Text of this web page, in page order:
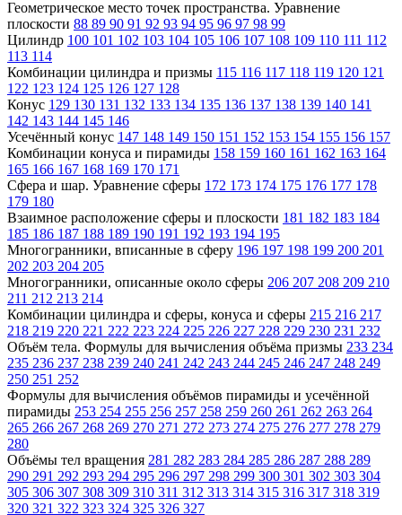
Геометрическое место точек пространства. Уравнение
плоскости 88 89 90 91 92 93 94 95 96 97 98 99
Цилиндр 100 101 102 103 104 105 106 107 108 109 110 111 112
113 114
Комбинации цилиндра и призмы 115 116 117 118 119 120 121
122 123 124 125 126 127 128
Конус 129 130 131 132 133 134 135 136 137 138 139 140 141
142 143 144 145 146
Усечённый конус 147 148 149 150 151 152 153 154 155 156 157
Комбинации конуса и пирамиды 158 159 160 161 162 163 164
165 166 167 168 169 170 171
Сфера и шар. Уравнение сферы 172 173 174 175 176 177 178
179 180
Взаимное расположение сферы и плоскости 181 182 183 184
185 186 187 188 189 190 191 192 193 194 195
Многогранники, вписанные в сферу 196 197 198 199 200 201
202 203 204 205
Многогранники, описанные около сферы 206 207 208 209 210
211 212 213 214
Комбинации цилиндра и сферы, конуса и сферы 215 216 217
218 219 220 221 222 223 224 225 226 227 228 229 230 231 232
Объём тела. Формулы для вычисления объёма призмы 233 234
235 236 237 238 239 240 241 242 243 244 245 246 247 248 249
250 251 252
Формулы для вычисления объёмов пирамиды и усечённой
пирамиды 253 254 255 256 257 258 259 260 261 262 263 264
265 266 267 268 269 270 271 272 273 274 275 276 277 278 279
280
Объёмы тел вращения 281 282 283 284 285 286 287 288 289
290 291 292 293 294 295 296 297 298 299 300 301 302 303 304
305 306 307 308 309 310 311 312 313 314 315 316 317 318 319
320 321 322 323 324 325 326 327